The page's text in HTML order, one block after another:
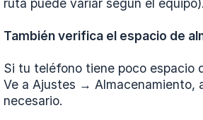
ruta puede variar según el equipo).
También verifica el espacio de
Si tu teléfono tiene poco espacio
Ve a Ajustes → Almacenamiento,
necesario.